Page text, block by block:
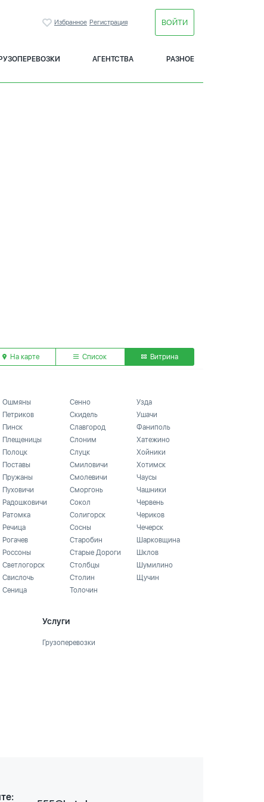
Избранное Регистрация ВОЙТИ
АГЕНТСТВА РАЗНОЕ
На карте Список Витрина
Ошмяны
Петриков
Пинск
Плещеницы
Полоцк
Поставы
Пружаны
Пуховичи
Радошковичи
Ратомка
Речица
Рогачев
Россоны
Светлогорск
Свислочь
Сеница
Сенно
Скидель
Славгород
Слоним
Слуцк
Смиловичи
Смолевичи
Сморгонь
Сокол
Солигорск
Сосны
Старобин
Старые Дороги
Столбцы
Столин
Толочин
Узда
Ушачи
Фаниполь
Хатежино
Хойники
Хотимск
Чаусы
Чашники
Червень
Чериков
Чечерск
Шарковщина
Шклов
Шумилино
Щучин
Услуги
Грузоперевозки